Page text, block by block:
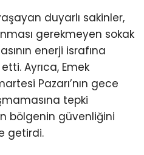
duyarlı sakinler,
gerekmeyen sokak
enerji israfına
Ayrıca, Emek
Pazarı’nın gece
tepki
bölgenin güvenliğini
getirdi.